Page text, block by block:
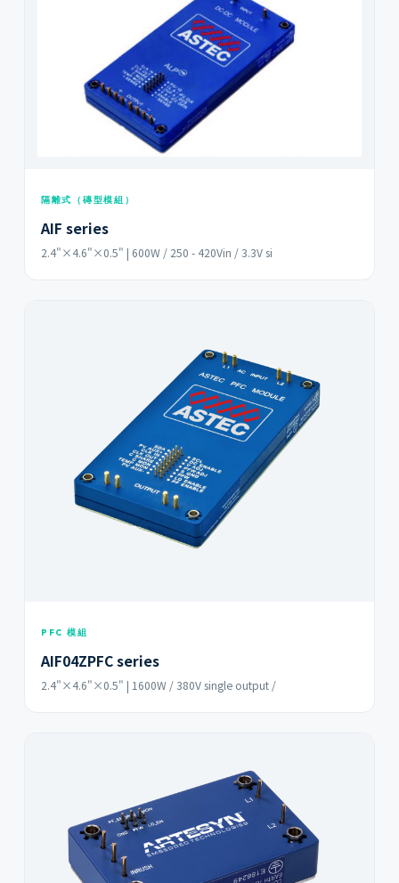
隔離式（磚型模組）
AIF series
2.4"×4.6"×0.5" | 600W / 250 - 420Vin / 3.3V si
PFC 模組
AIF04ZPFC series
2.4"×4.6"×0.5" | 1600W / 380V single output /